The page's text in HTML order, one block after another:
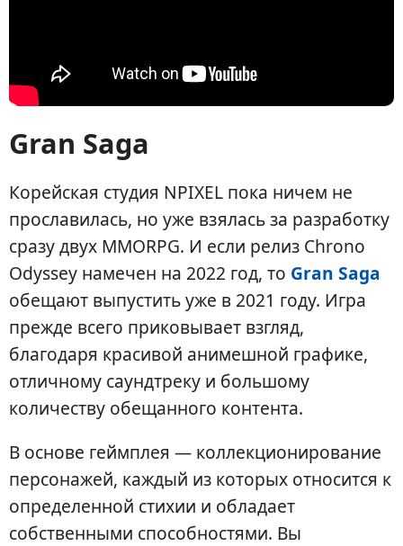
Gran Saga
Корейская студия NPIXEL пока ничем не
прославилась, но уже взялась за разработку
сразу двух MMORPG. И если релиз Chrono
Odyssey намечен на 2022 год, то Gran Saga
обещают выпустить уже в 2021 году. Игра
прежде всего приковывает взгляд,
благодаря красивой анимешной графике,
отличному саундтреку и большому
количеству обещанного контента.
В основе геймплея — коллекционирование
персонажей, каждый из которых относится к
определенной стихии и обладает
собственными способностями. Вы